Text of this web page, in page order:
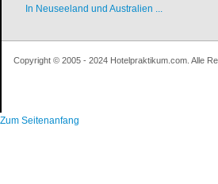
In Neuseeland und Australien ...
Copyright © 2005 - 2024 Hotelpraktikum.com. Alle
Zum Seitenanfang